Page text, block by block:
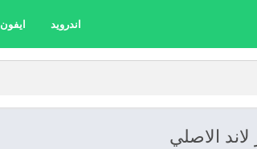
اندرويد ايفون
الاصلي